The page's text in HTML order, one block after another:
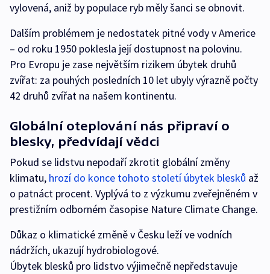
vylovená, aniž by populace ryb měly šanci se obnovit.
Dalším problémem je nedostatek pitné vody v Americe
– od roku 1950 poklesla její dostupnost na polovinu.
Pro Evropu je zase největším rizikem úbytek druhů
zvířat: za pouhých posledních 10 let ubyly výrazně počty
42 druhů zvířat na našem kontinentu.
Globální oteplování nás připraví o
blesky, předvídají vědci
Pokud se lidstvu nepodaří zkrotit globální změny
klimatu, hrozí do konce tohoto století úbytek blesků až
o patnáct procent. Vyplývá to z výzkumu zveřejněném v
prestižním odborném časopise Nature Climate Change.
Důkaz o klimatické změně v Česku leží ve vodních
nádržích, ukazují hydrobiologové.
Úbytek blesků pro lidstvo výjimečně nepředstavuje